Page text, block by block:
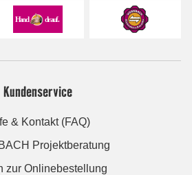
Kundenservice
& Kontakt (FAQ)
Projektberatung
zur Onlinebestellung